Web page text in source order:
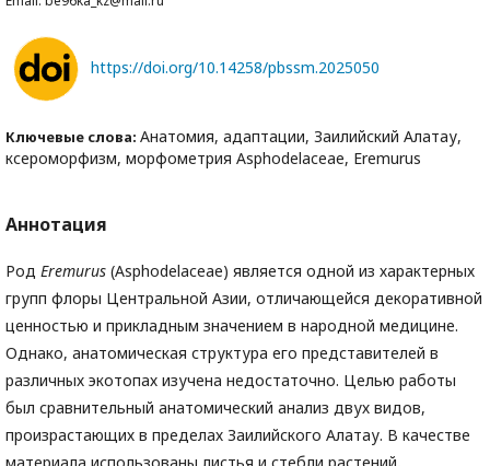
https://doi.org/10.14258/pbssm.2025050
Ключевые слова: Анатомия, адаптации, Заилийский Алатау,
ксероморфизм, морфометрия Asphodelaceae, Eremurus
Аннотация
Род Eremurus (Asphodelaceae) является одной из характерных
групп флоры Центральной Азии, отличающейся декоративной
ценностью и прикладным значением в народной медицине.
Однако, анатомическая структура его представителей в
различных экотопах изучена недостаточно. Целью работы
был сравнительный анатомический анализ двух видов,
произрастающих в пределах Заилийского Алатау. В качестве